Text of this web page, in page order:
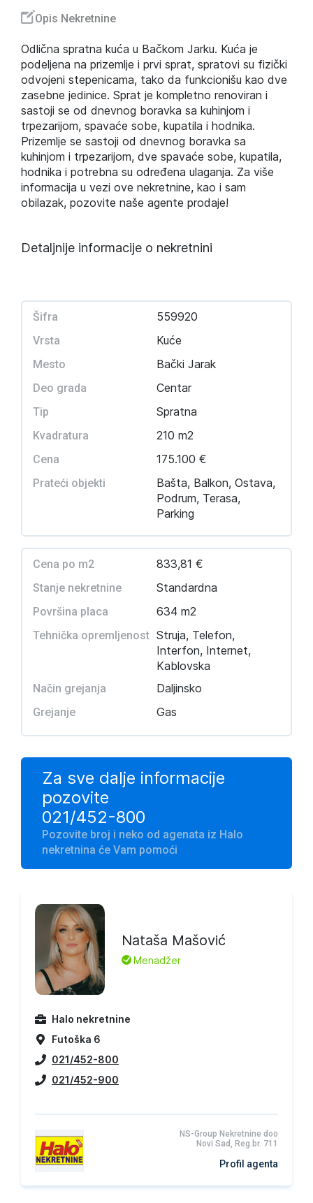
Opis Nekretnine
Odlična spratna kuća u Bačkom Jarku. Kuća je
podeljena na prizemlje i prvi sprat, spratovi su fizički
odvojeni stepenicama, tako da funkcionišu kao dve
zasebne jedinice. Sprat je kompletno renoviran i
sastoji se od dnevnog boravka sa kuhinjom i
trpezarijom, spavaće sobe, kupatila i hodnika.
Prizemlje se sastoji od dnevnog boravka sa
kuhinjom i trpezarijom, dve spavaće sobe, kupatila,
hodnika i potrebna su određena ulaganja. Za više
informacija u vezi ove nekretnine, kao i sam
obilazak, pozovite naše agente prodaje!
Detaljnije informacije o nekretnini
Šifra 559920
Vrsta Kuće
Mesto Bački Jarak
Deo grada Centar
Tip Spratna
Kvadratura 210 m2
Cena 175.100 €
Prateći objekti
Bašta, Balkon, Ostava,
Podrum, Terasa,
Parking
Cena po m2 833,81 €
Stanje nekretnine Standardna
Površina placa 634 m2
Tehnička opremljenost Struja, Telefon,
Interfon, Internet,
Kablovska
Način grejanja Daljinsko
Grejanje Gas
Za sve dalje informacije
pozovite
021/452-800
Pozovite broj i neko od agenata iz Halo
nekretnina će Vam pomoći
Nataša Mašović
L Menadžer
Halo nekretnine
Futoška 6
021/452-800
021/452-900
NS-Group Nekretnine doo
Novi Sad, Reg.br. 711
Profil agenta